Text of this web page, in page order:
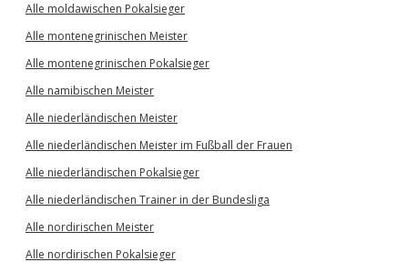
Alle moldawischen Pokalsieger
Alle montenegrinischen Meister
Alle montenegrinischen Pokalsieger
Alle namibischen Meister
Alle niederländischen Meister
Alle niederländischen Meister im Fußball der Frauen
Alle niederländischen Pokalsieger
Alle niederländischen Trainer in der Bundesliga
Alle nordirischen Meister
Alle nordirischen Pokalsieger